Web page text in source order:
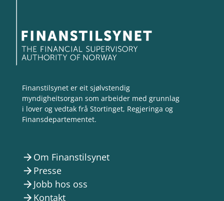
Finanstilsynet er eit sjølvstendig
myndigheitsorgan som arbeider med grunnlag
i lover og vedtak frå Stortinget, Regjeringa og
Finansdepartementet.
arrow_forward Om Finanstilsynet
arrow_forward Presse
arrow_forward Jobb hos oss
arrow_forward Kontakt